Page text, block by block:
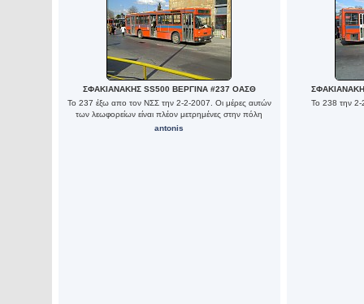
ΣΦΑΚΙΑΝΑΚΗΣ SS500 ΒΕΡΓΙΝΑ #237 ΟΑΣΘ
Το 237 έξω απο τον ΝΣΣ την 2-2-2007. Οι μέρες αυτών
των λεωφορείων είναι πλέον μετρημένες στην πόλη
antonis
Το 238 την